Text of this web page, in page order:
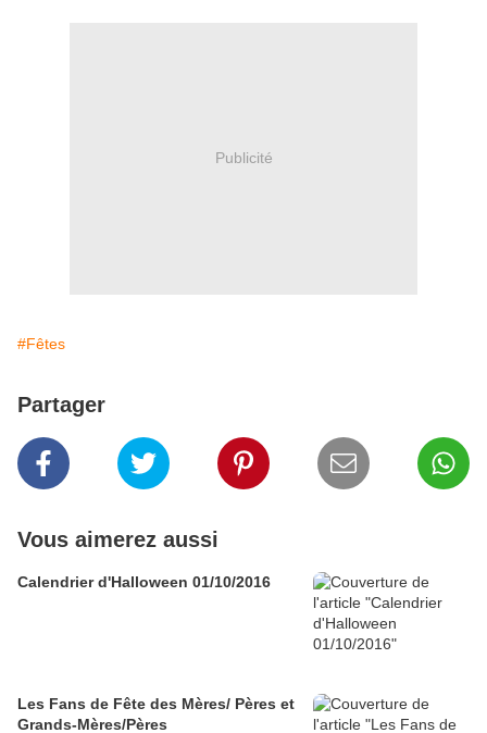
Publicité
#Fêtes
Partager
Vous aimerez aussi
Calendrier d'Halloween 01/10/2016
Les Fans de Fête des Mères/ Pères et
Grands-Mères/Pères